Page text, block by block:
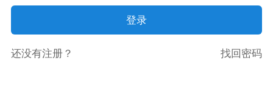
登录
还没有注册？ 找回密码